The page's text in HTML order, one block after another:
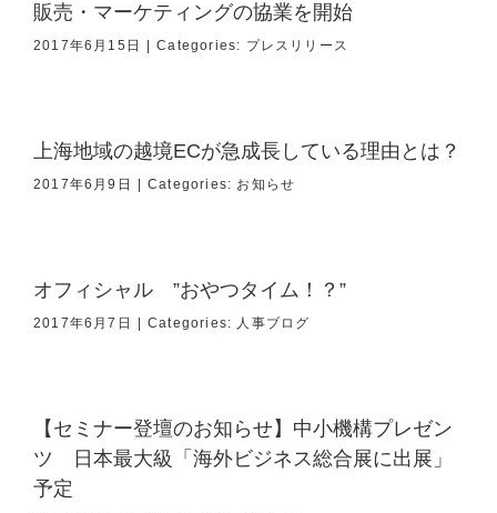
販売・マーケティングの協業を開始
2017年6月15日 Categories: プレスリリース
上海地域の越境ECが急成長している理由とは？
2017年6月9日 Categories: お知らせ
オフィシャル ”おやつタイム！？”
2017年6月7日 Categories: 人事ブログ
【セミナー登壇のお知らせ】中小機構プレゼン
ツ 日本最大級「海外ビジネス総合展に出展」
予定